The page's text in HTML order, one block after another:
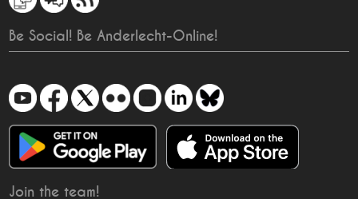
Be Social! Be Anderlecht-Online!
Join the team!